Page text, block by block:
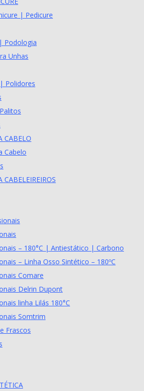
| Pedicure
Podologia
Unhas
Polidores
CABELO
Cabelo
CABELEIREIROS
– 180°C | Antiestático | Carbono
– Linha Osso Sintético – 180ºC
Comare
Delrin Dupont
linha Lilás 180°C
Somtrim
Frascos